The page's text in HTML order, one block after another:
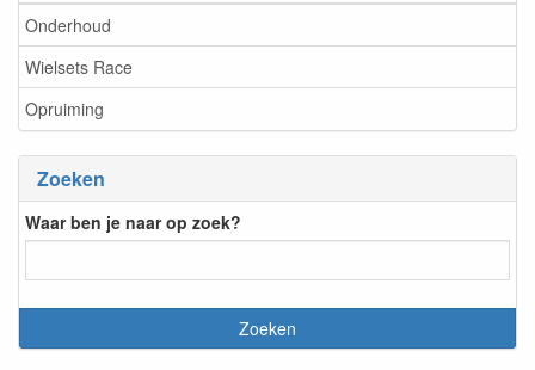
Onderhoud
Wielsets Race
Opruiming
Zoeken
Waar ben je naar op zoek?